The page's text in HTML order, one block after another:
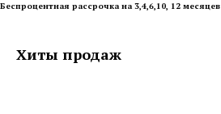
Беспроцентная рассрочка на 3,4,6,10, 12 месяцев
Хиты продаж